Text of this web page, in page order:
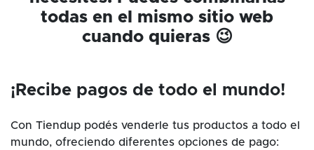
todas en el mismo sitio web
cuando quieras 😉
¡Recibe pagos de todo el mundo!
Con Tiendup podés venderle tus productos a todo el
mundo, ofreciendo diferentes opciones de pago: